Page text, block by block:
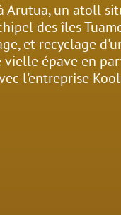
Arutua, un atoll
des îles
et recyclage
vielle épave en
l'entreprise